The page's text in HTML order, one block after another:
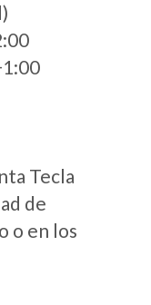
Tecla
de
o en los